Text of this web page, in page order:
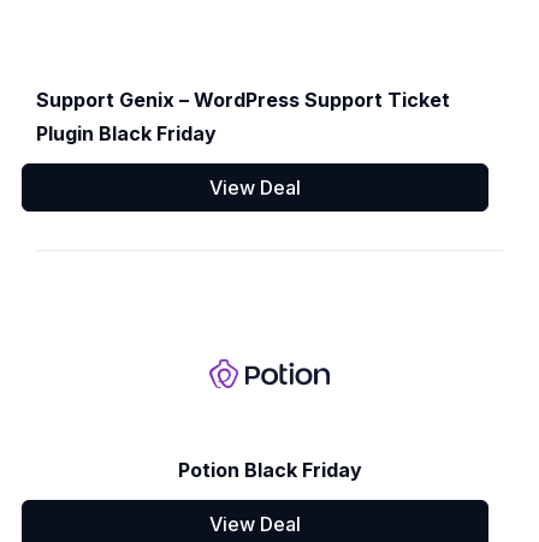
Support Genix – WordPress Support Ticket
Plugin Black Friday
View Deal
Potion Black Friday
View Deal